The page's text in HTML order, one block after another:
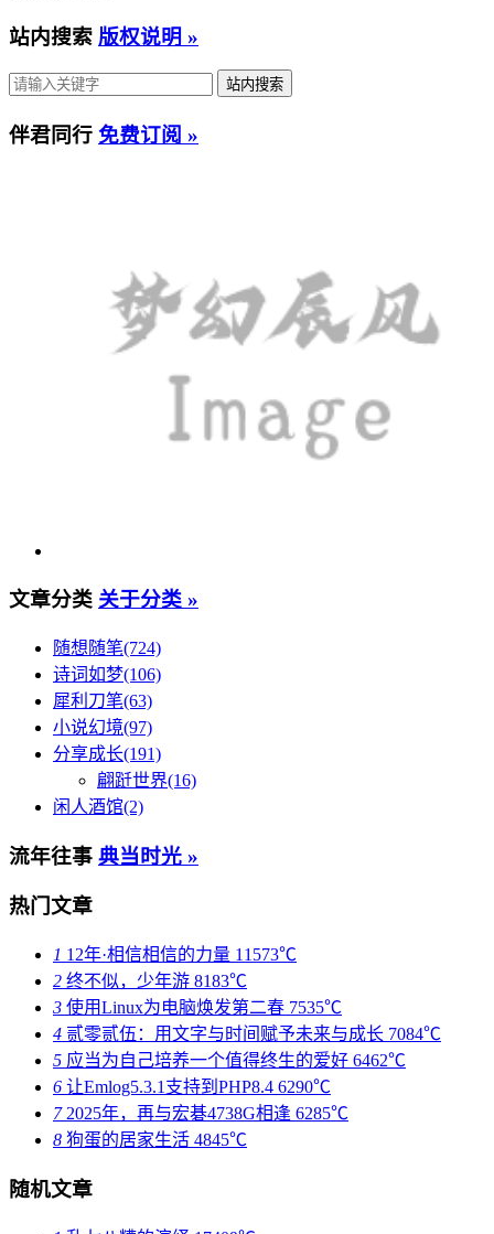
站内搜索 版权说明 »
伴君同行 免费订阅 »
文章分类 关于分类 »
随想随笔(724)
诗词如梦(106)
犀利刀笔(63)
小说幻境(97)
分享成长(191)
翩跹世界(16)
闲人酒馆(2)
流年往事 典当时光 »
热门文章
1 12年·相信相信的力量 11573℃
2 终不似，少年游 8183℃
3 使用Linux为电脑焕发第二春 7535℃
4 贰零贰伍：用文字与时间赋予未来与成长 7084℃
5 应当为自己培养一个值得终生的爱好 6462℃
6 让Emlog5.3.1支持到PHP8.4 6290℃
72025年，再与宏碁4738G相逢 6285℃
8 狗蛋的居家生活 4845℃
随机文章